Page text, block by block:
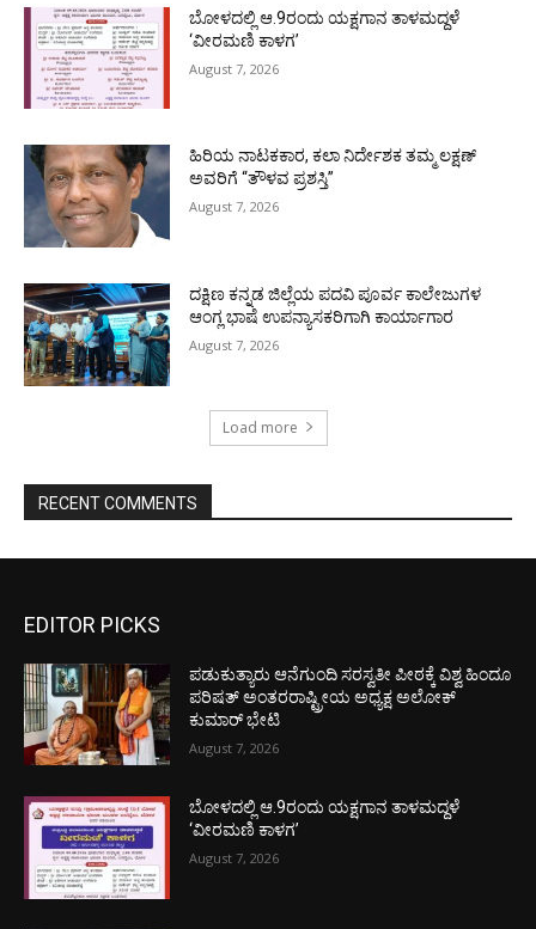
ಬೋಳದಲ್ಲಿ ಆ.9ರಂದು ಯಕ್ಷಗಾನ ತಾಳಮದ್ದಳೆ
‘ವೀರಮಣಿ ಕಾಳಗ’
August 7, 2026
ಹಿರಿಯ ನಾಟಕಕಾರ, ಕಲಾ ನಿರ್ದೇಶಕ ತಮ್ಮ ಲಕ್ಷಣ್
ಅವರಿಗೆ “ತೌಳವ ಪ್ರಶಸ್ತಿ”
August 7, 2026
ದಕ್ಷಿಣ ಕನ್ನಡ ಜಿಲ್ಲೆಯ ಪದವಿ ಪೂರ್ವ ಕಾಲೇಜುಗಳ
ಆಂಗ್ಲ ಭಾಷೆ ಉಪನ್ಯಾಸಕರಿಗಾಗಿ ಕಾರ್ಯಾಗಾರ
August 7, 2026
Load more
RECENT COMMENTS
EDITOR PICKS
ಪಡುಕುತ್ಯಾರು ಆನೆಗುಂದಿ ಸರಸ್ವತೀ ಪೀಠಕ್ಕೆ ವಿಶ್ವ ಹಿಂದೂ
ಪರಿಷತ್ ಅಂತರರಾಷ್ಟ್ರೀಯ ಅಧ್ಯಕ್ಷ ಅಲೋಕ್
ಕುಮಾರ್ ಭೇಟಿ
August 7, 2026
ಬೋಳದಲ್ಲಿ ಆ.9ರಂದು ಯಕ್ಷಗಾನ ತಾಳಮದ್ದಳೆ
‘ವೀರಮಣಿ ಕಾಳಗ’
August 7, 2026